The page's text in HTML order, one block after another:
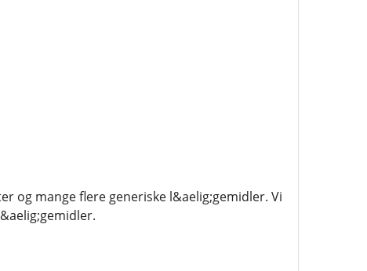
og mange flere generiske l&aelig;gemidler. Vi